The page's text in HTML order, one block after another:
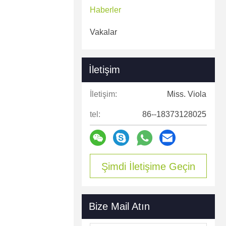
Haberler
Vakalar
İletişim
İletişim: Miss. Viola
tel: 86--18373128025
Şimdi İletişime Geçin
Bize Mail Atın